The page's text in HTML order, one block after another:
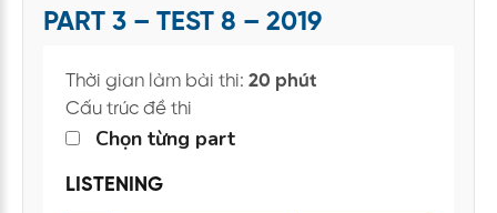
PART 3 – TEST 8 – 2019
Thời gian làm bài thi: 20 phút
Cấu trúc đề thi
Chọn từng part
LISTENING